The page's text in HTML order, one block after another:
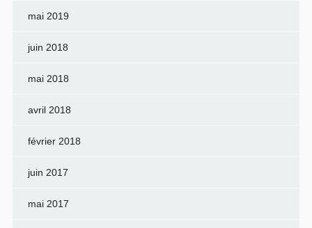
mai 2019
juin 2018
mai 2018
avril 2018
février 2018
juin 2017
mai 2017